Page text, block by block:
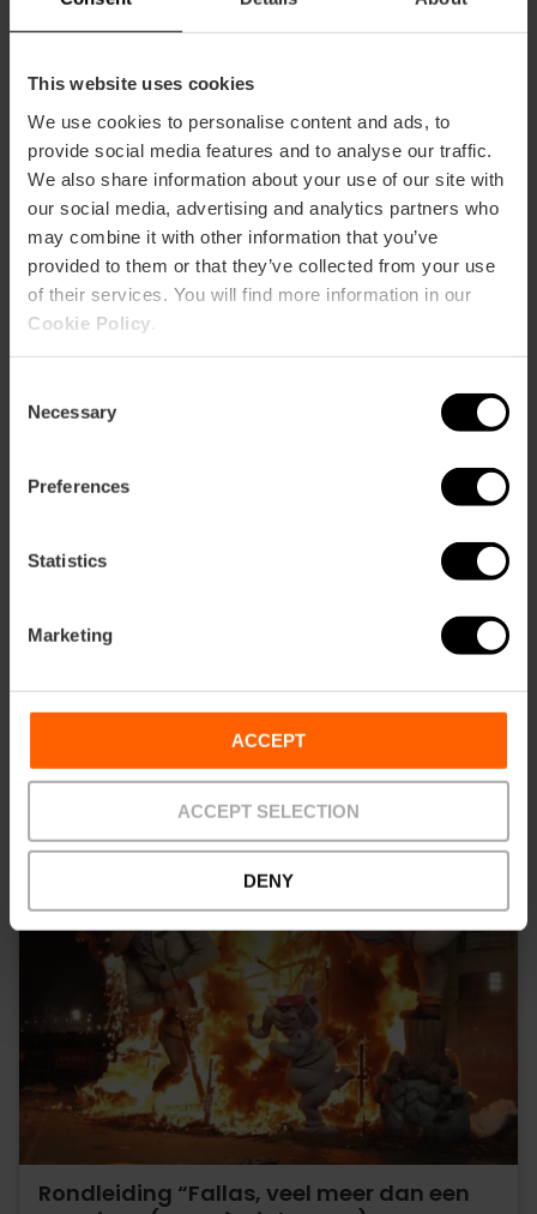
This website uses cookies
We use cookies to personalise content and ads, to
provide social media features and to analyse our traffic.
We also share information about your use of our site with
our social media, advertising and analytics partners who
may combine it with other information that you’ve
provided to them or that they’ve collected from your use
of their services. You will find more information in our
Cookie Policy
Selection
Necessary
Preferences
Statistics
Marketing
ACCEPT
ACCEPT SELECTION
DENY
van Valencia
Rondleiding “Fallas, veel meer dan een